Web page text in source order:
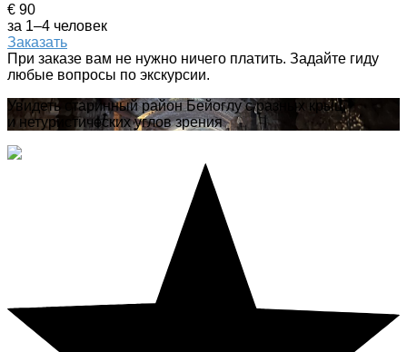
€ 90
за 1–4 человек
Заказать
При заказе вам не нужно ничего платить. Задайте гиду
любые вопросы по экскурсии.
Увидеть старинный район Бейоглу с разных крыш
и нетуристических углов зрения